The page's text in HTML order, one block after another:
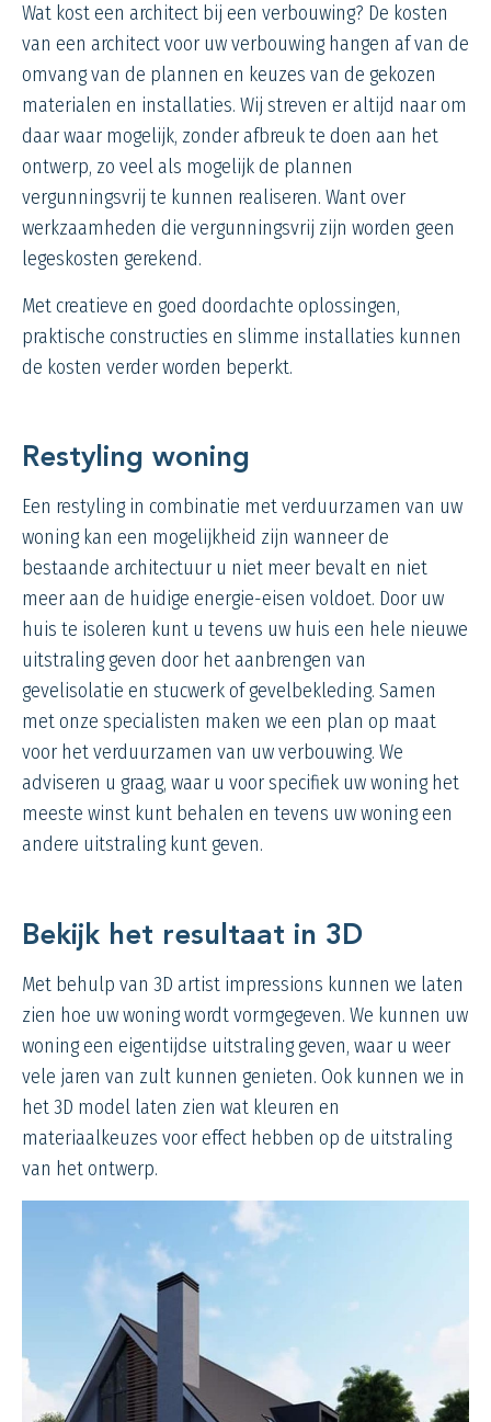
Wat kost een architect bij een verbouwing? De kosten
van een architect voor uw verbouwing hangen af van de
omvang van de plannen en keuzes van de gekozen
materialen en installaties. Wij streven er altijd naar om
daar waar mogelijk, zonder afbreuk te doen aan het
ontwerp, zo veel als mogelijk de plannen
vergunningsvrij te kunnen realiseren. Want over
werkzaamheden die vergunningsvrij zijn worden geen
legeskosten gerekend.
Met creatieve en goed doordachte oplossingen,
praktische constructies en slimme installaties kunnen
de kosten verder worden beperkt.
Restyling woning
Een restylingin combinatie met verduurzamen van uw
woning kan een mogelijkheid zijn wanneer de
bestaande architectuur u niet meer bevalt en niet
meer aan de huidige energie-eisen voldoet. Door uw
huis te isoleren kunt u tevens uw huis een hele nieuwe
uitstraling geven door het aanbrengen van
gevelisolatie en stucwerk of gevelbekleding. Samen
met onze specialisten maken we een plan op maat
voor het verduurzamen van uw verbouwing. We
adviseren u graag, waar u voor specifiek uw woning het
meeste winst kunt behalen en tevens uw woning een
andere uitstraling kunt geven.
Bekijk het resultaat in 3D
Met behulp van 3D artist impressions kunnen we laten
zien hoe uw woning wordt vormgegeven. We kunnen uw
woning een eigentijdse uitstraling geven, waar u weer
vele jaren van zult kunnen genieten. Ook kunnen we in
het 3D model laten zien wat kleuren en
materiaalkeuzes voor effect hebben op de uitstraling
van het ontwerp.